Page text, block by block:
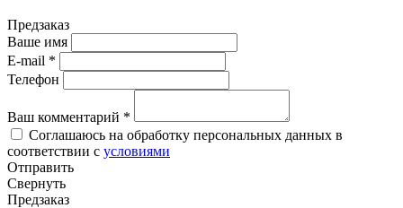
Предзаказ
Ваше имя
E-mail *
Телефон
Ваш комментарий *
Соглашаюсь на обработку персональных данных в
соответствии с условиями
Отправить
Свернуть
Предзаказ